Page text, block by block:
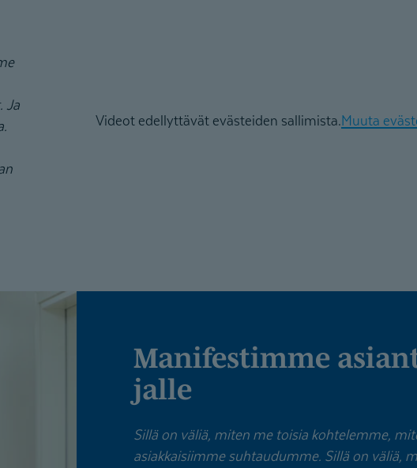
Videot edellyttävät evästeiden sallimista.Muuta
Ja
Manifestimme asiantunti­
jalle
Sillä on väliä, miten me toisia kohtelemme,
asiakkaisiimme suhtaudumme. Sillä on väliä,